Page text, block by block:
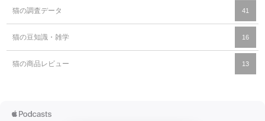
猫の調査データ 41
猫の豆知識・雑学 16
猫の商品レビュー 13